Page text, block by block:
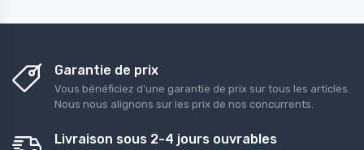
Garantie de prix
Vous bénéficiez d'une garantie de prix sur tous les articles.
Nous nous alignons sur les prix de nos concurrents.
Livraison sous 2-4 jours ouvrables